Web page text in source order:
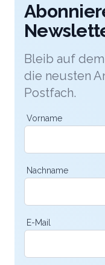
Bleib auf
die neusten
Postfach.
Vorname
Nachname
E-Mail